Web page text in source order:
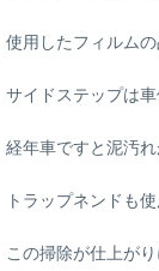
使用したフィルム
サイドステップは車
経年車ですと泥汚
トラップネンドも
この掃除が仕上が